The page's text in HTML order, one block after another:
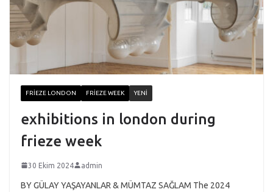
FRIEZE LONDON FRIEZE WEEK YENI
exhibitions in london during
frieze week
30 Ekim 2024 admin
BY GÜLAY YAŞAYANLAR & MÜMTAZ SAĞLAM The 2024